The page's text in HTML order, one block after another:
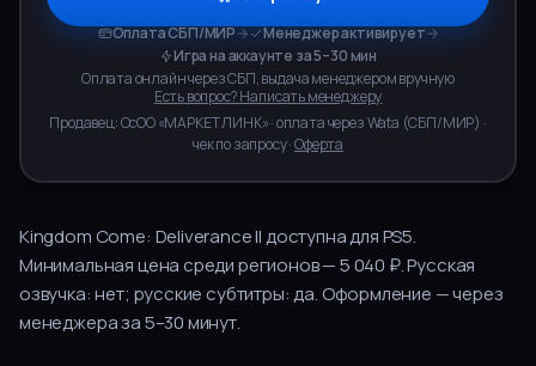
Оплата СБП/МИР→ Менеджер активирует→
Игра на аккаунте за 5–30 мин
Оплата онлайн через СБП, выдача менеджером вручную
Есть вопрос? Написать менеджеру
Продавец:ОсОО «МАРКЕТ ЛИНК»· оплата черезWata (СБП/МИР) ·
чек по запросу ·Оферта
Kingdom Come: Deliverance IIдоступна дляPS5.
Минимальная цена среди регионов — 5 040 ₽.Русская
озвучка:нет; русские субтитры:да. Оформление — через
менеджера за5–30минут.